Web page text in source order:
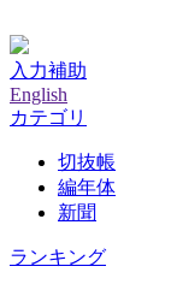
入力補助
English
カテゴリ
切抜帳
編年体
新聞
ランキング